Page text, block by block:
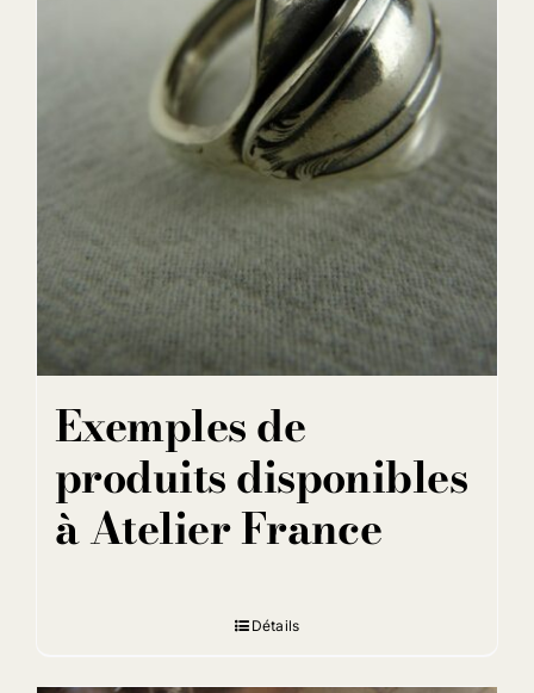
Exemples de
produits disponibles
à Atelier France
Détails